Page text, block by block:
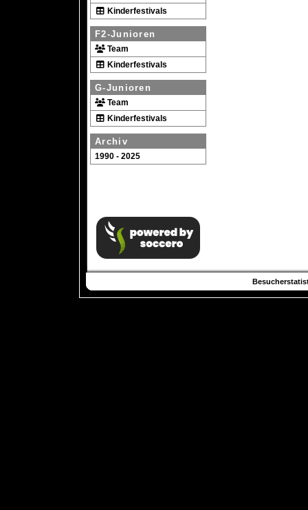
Kinderfestivals
F2-Junioren
Team
Kinderfestivals
G-Junioren
Team
Kinderfestivals
Archiv
1990 - 2025